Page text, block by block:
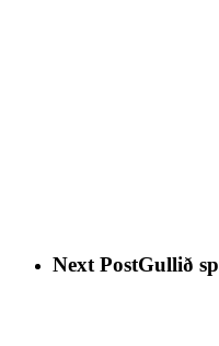
Next PostGullið